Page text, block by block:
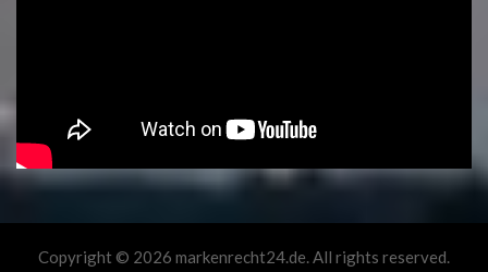
Copyright © 2026 markenrecht24.de. All rights reserved.